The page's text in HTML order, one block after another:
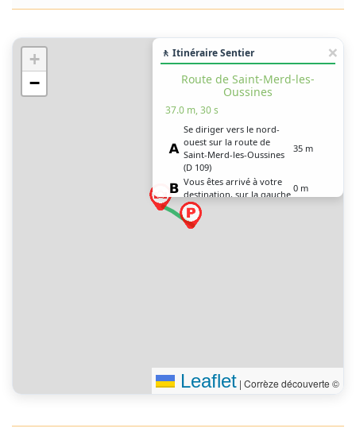
+
−
🚶 Itinéraire Sentier
Route de Saint-Merd-les-
Oussines
37.0 m, 30 s
Se diriger vers le nord-
ouest sur la route de
Saint-Merd-les-Oussines
(D 109)
35 m
Vous êtes arrivé à votre
destination, sur la gauche
0 m
Leaflet | Corrèze découverte ©